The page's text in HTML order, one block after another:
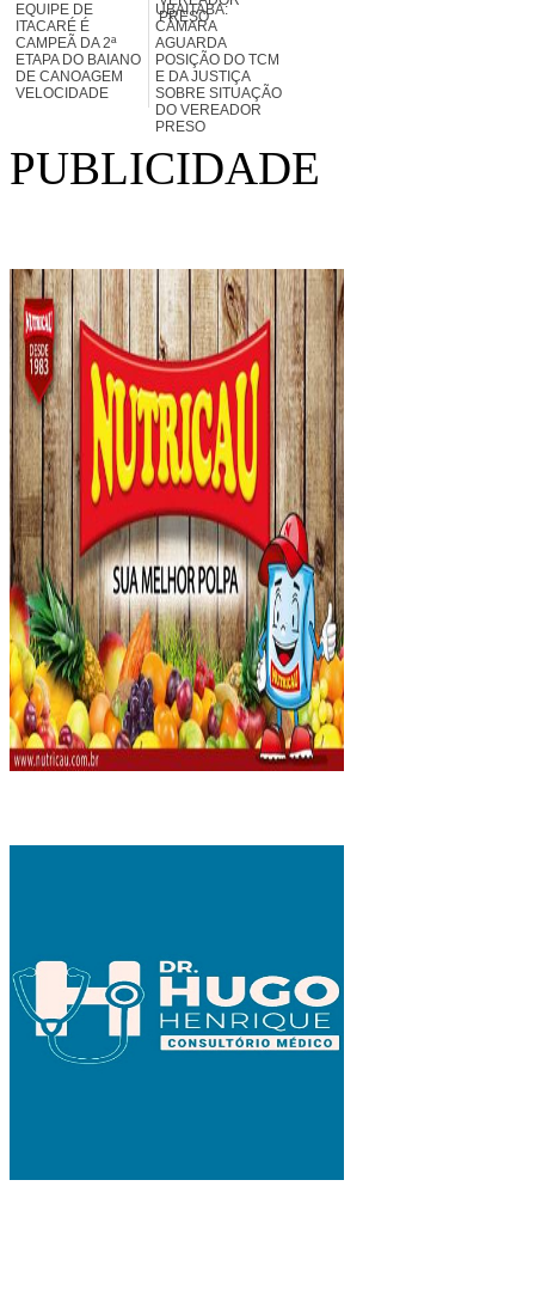
EQUIPE DE
ITACARÉ É
CAMPEÃ DA 2ª
ETAPA DO BAIANO
DE CANOAGEM
VELOCIDADE
UBAITABA:
CÂMARA
AGUARDA
POSIÇÃO DO TCM
E DA JUSTIÇA
SOBRE SITUAÇÃO
DO VEREADOR
PRESO
PUBLICIDADE